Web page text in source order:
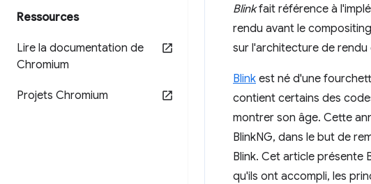
Ressources
Lire la documentation de
Chromium
Projets Chromium
Blinkfait référence à
rendu avant le
sur l'architecture de rendu
Blink est né d'une
contient certains des
montrer son âge. Cette
BlinkNG, dans le but de
Blink. Cet article présente
qu'ils ont accompli, les